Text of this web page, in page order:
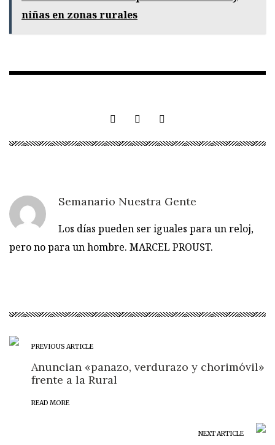
niñas en zonas rurales
Semanario Nuestra Gente
Los días pueden ser iguales para un reloj,
pero no para un hombre. MARCEL PROUST.
PREVIOUS ARTICLE
Anuncian «panazo, verdurazo y chorimóvil»
frente a la Rural
READ MORE
NEXT ARTICLE